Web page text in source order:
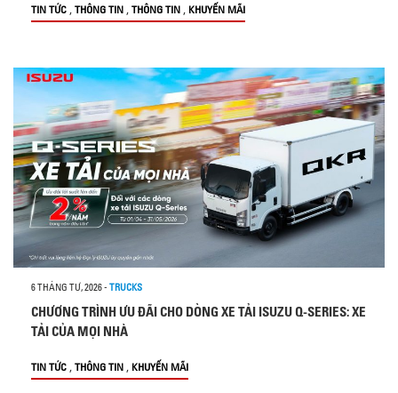
TIN TỨC , THÔNG TIN , THÔNG TIN , KHUYẾN MÃI
6 THÁNG TƯ, 2026- TRUCKS
CHƯƠNG TRÌNH ƯU ĐÃI CHO DÒNG XE TẢI ISUZU Q-SERIES: XE
TẢI CỦA MỌI NHÀ
TIN TỨC , THÔNG TIN , KHUYẾN MÃI